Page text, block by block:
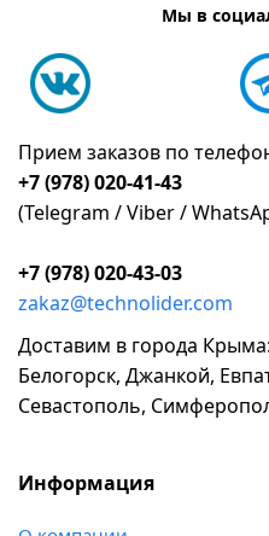
Мы в
Прием заказов по
+7 (978) 020-41-43
(Telegram / Viber /
+7 (978) 020-43-03
zakaz@technolider.com
Доставим в города
Белогорск, Джанкой,
Севастополь,
Информация